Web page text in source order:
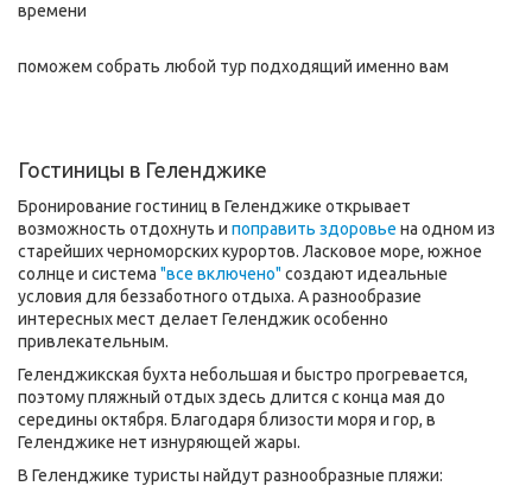
времени
поможем собрать любой тур подходящий именно вам
Гостиницы в Геленджике
Бронирование гостиниц в Геленджике открывает
возможность отдохнуть и поправить здоровье на одном из
старейших черноморских курортов. Ласковое море, южное
солнце и система "все включено" создают идеальные
условия для беззаботного отдыха. А разнообразие
интересных мест делает Геленджик особенно
привлекательным.
Геленджикская бухта небольшая и быстро прогревается,
поэтому пляжный отдых здесь длится с конца мая до
середины октября. Благодаря близости моря и гор, в
Геленджике нет изнуряющей жары.
В Геленджике туристы найдут разнообразные пляжи: